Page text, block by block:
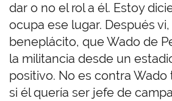
dar o no el rol a él. Estoy
ocupa ese lugar. Después
beneplácito, que Wado de
la militancia desde un
positivo. No es contra
si él quería ser jefe de